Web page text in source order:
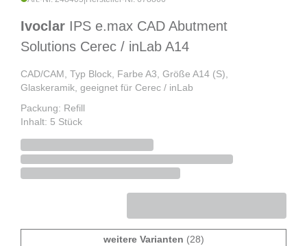
Ivoclar IPS e.max CAD Abutment
Solutions Cerec / inLab A14
CAD/CAM, Typ Block, Farbe A3, Größe A14 (S),
Glaskeramik, geeignet für Cerec / inLab
Packung: Refill
Inhalt: 5 Stück
weitere Varianten (28)